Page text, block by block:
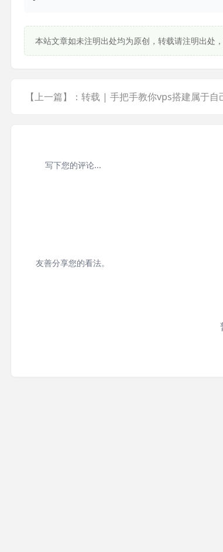
本站文章如未注明出处均为原创，转载请注明出处
友善分享您的看法。